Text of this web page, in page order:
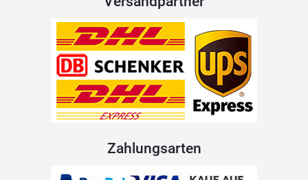
Zahlungsarten